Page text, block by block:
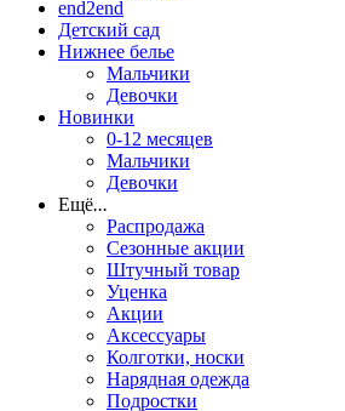
end2end
Детский сад
Нижнее белье
Мальчики
Девочки
Новинки
0-12 месяцев
Мальчики
Девочки
Ещё...
Распродажа
Сезонные акции
Штучный товар
Уценка
Акции
Аксессуары
Колготки, носки
Нарядная одежда
Подростки